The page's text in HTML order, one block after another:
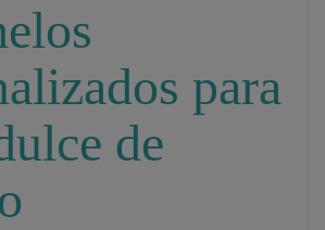
para
de